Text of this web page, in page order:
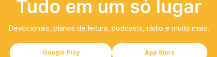
Tudo em um só lugar
Devocionais, planos de leitura, podcasts, rádio e muito mais.
Google Play App Store